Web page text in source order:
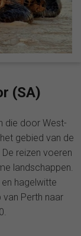
(SA)
die door West-
gebied van de
reizen voeren
landschappen.
hagelwitte
Perth naar